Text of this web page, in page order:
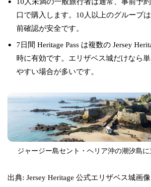
口で購入します。10人以上のグループ
前確認が安全です。
7日間 Heritage Pass は複数の Jersey
時に有効です。エリザベス城だけなら
やすい場合が多いです。
ジャージー島セント・ヘリア沖の潮汐島
出典: Jersey Heritage 公式エリザベス城画像